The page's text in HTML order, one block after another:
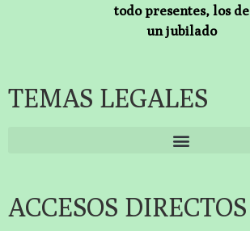
todo presentes, los de
un jubilado
TEMAS LEGALES
ACCESOS DIRECTOS